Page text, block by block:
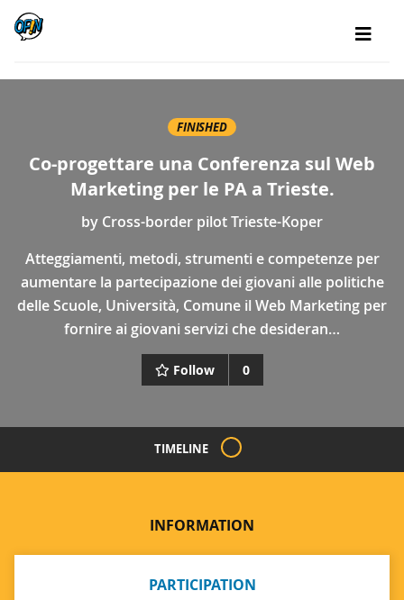
FINISHED
Co-progettare una Conferenza sul Web
Marketing per le PA a Trieste.
by Cross-border pilot Trieste-Koper
Atteggiamenti, metodi, strumenti e competenze per
aumentare la partecipazione dei giovani alle politiche
delle Scuole, Università, Comune il Web Marketing per
fornire ai giovani servizi che desideran…
Follow 0
TIMELINE
INFORMATION
PARTICIPATION